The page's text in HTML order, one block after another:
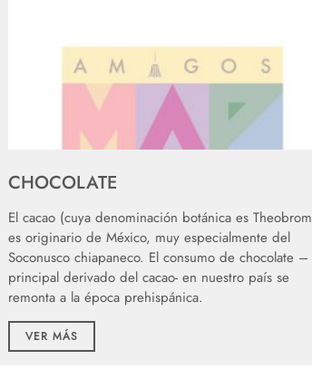
CHOCOLATE
El cacao (cuya denominación botánica es
es originario de México, muy especialmente del
Soconusco chiapaneco. El consumo de chocolate –
principal derivado del cacao- en nuestro país se
remonta a la época prehispánica.
VER MÁS